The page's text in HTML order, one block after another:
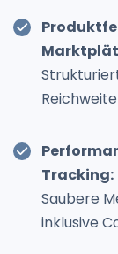
Tracking:
Saubere
inklusive